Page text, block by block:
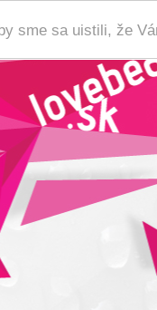
sme sa uistili, že